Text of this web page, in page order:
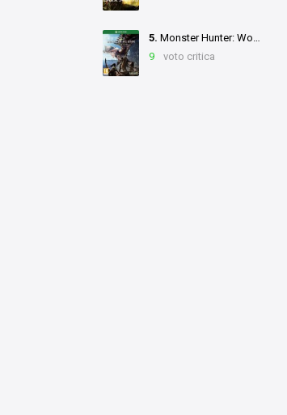
5. Monster Hunter: World
9
voto critica